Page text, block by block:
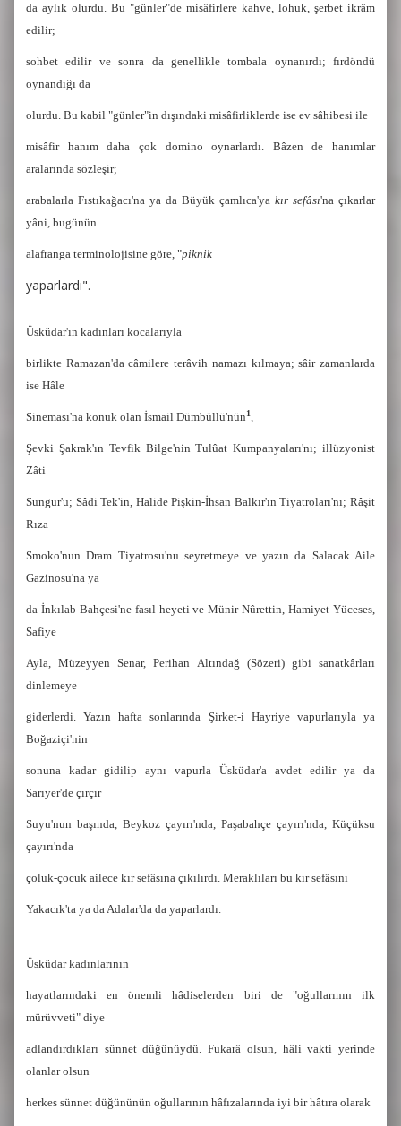
da aylık olurdu. Bu "günler"de misâfirlere kahve, lohuk, şerbet ikrâm
edilir;
sohbet edilir ve sonra da genellikle tombala oynanırdı; fırdöndü
oynandığı da
olurdu. Bu kabil "günler"in dışındaki misâfirliklerde ise ev sâhibesi ile
misâfir hanım daha çok domino oynarlardı. Bâzen de hanımlar
aralarında sözleşir;
arabalarla Fıstıkağacı'na ya da Büyük çamlıca'ya kır sefâsı'na çıkarlar
yâni, bugünün
alafranga terminolojisine göre, "piknik
yaparlardı".
Üsküdar'ın kadınları kocalarıyla
birlikte Ramazan'da câmilere terâvih namazı kılmaya; sâir zamanlarda
ise Hâle
Sineması'na konuk olan İsmail Dümbüllü'nün1,
Şevki Şakrak'ın Tevfik Bilge'nin Tulûat Kumpanyaları'nı; illüzyonist
Zâti
Sungur'u; Sâdi Tek'in, Halide Pişkin-İhsan Balkır'ın Tiyatroları'nı; Râşit
Rıza
Smoko'nun Dram Tiyatrosu'nu seyretmeye ve yazın da Salacak Aile
Gazinosu'na ya
da İnkılab Bahçesi'ne fasıl heyeti ve Münir Nûrettin, Hamiyet Yüceses,
Safiye
Ayla, Müzeyyen Senar, Perihan Altındağ (Sözeri) gibi sanatkârları
dinlemeye
giderlerdi. Yazın hafta sonlarında Şirket-i Hayriye vapurlarıyla ya
Boğaziçi'nin
sonuna kadar gidilip aynı vapurla Üsküdar'a avdet edilir ya da
Sarıyer'de çırçır
Suyu'nun başında, Beykoz çayırı'nda, Paşabahçe çayırı'nda, Küçüksu
çayırı'nda
çoluk-çocuk ailece kır sefâsına çıkılırdı. Meraklıları bu kır sefâsını
Yakacık'ta ya da Adalar'da da yaparlardı.
Üsküdar kadınlarının
hayatlarındaki en önemli hâdiselerden biri de "oğullarının ilk
mürüvveti" diye
adlandırdıkları sünnet düğünüydü. Fukarâ olsun, hâli vakti yerinde
olanlar olsun
herkes sünnet düğününün oğullarının hâfızalarında iyi bir hâtıra olarak